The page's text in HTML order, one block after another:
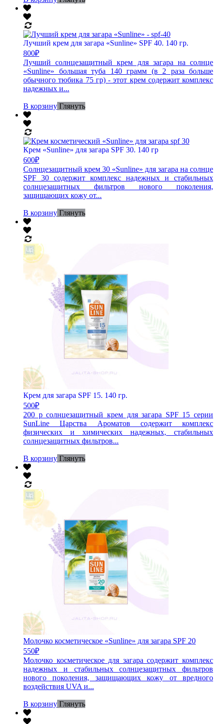
Лучший крем для загара «Sunline» SPF 40. 140 гр.
800₽
Лучший солнцезащитный крем для загара на солнце
«Sunline» большая туба 140 грамм (в 2 раза больше
обычного тюбика 75 гр) - этот крем содержит комплекс
надежных и...
В корзину Глянуть
Крем «Sunline» для загара SPF 30. 140 гр
600₽
Солнцезащитный крем 30 «Sunline» для загара на солнце
SPF 30 содержит комплекс надежных и стабильных
солнцезащитных фильтров нового поколения,
защищающих кожу от...
В корзину Глянуть
Крем для загара SPF 15. 140 гр.
500₽
200 р солнцезащитный крем для загара SPF 15 серии
SunLine Царства Ароматов содержит комплекс
физических и химических надежных, стабильных
солнцезащитных фильтров...
В корзину Глянуть
Молочко косметическое «Sunline» для загара SPF 20
550₽
Молочко косметическое для загара содержит комплекс
надежных и стабильных солнцезащитных фильтров
нового поколения, защищающих кожу от вредного
воздействия UVA и...
В корзину Глянуть